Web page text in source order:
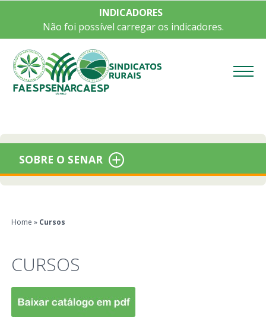
INDICADORES
Não foi possível carregar os indicadores.
SOBRE O SENAR
Home » Cursos
CURSOS